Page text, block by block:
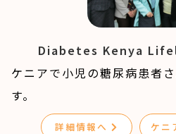
Diabetes Kenya
ケニアで小児の糖尿病患者
す。
詳細情報へ ケニ